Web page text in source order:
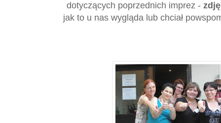
dotyczących poprzednich imprez -
jak to u nas wygląda lub chciał